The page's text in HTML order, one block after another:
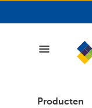
Producten
Producten